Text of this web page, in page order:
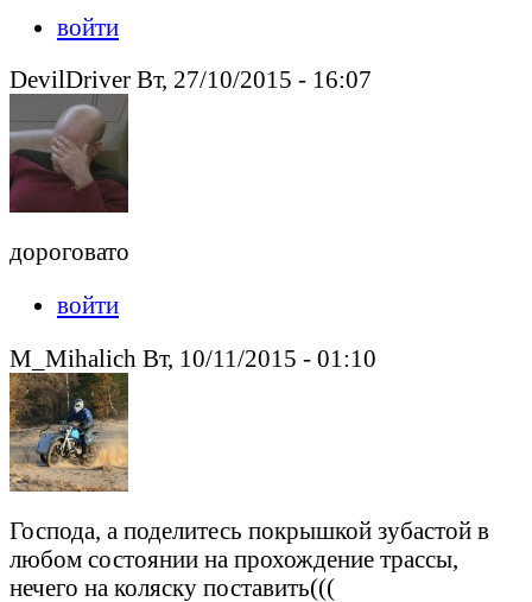
войти
DevilDriver Вт, 27/10/2015 - 16:07
дороговато
войти
M_Mihalich Вт, 10/11/2015 - 01:10
Господа, а поделитесь покрышкой зубастой в
любом состоянии на прохождение трассы,
нечего на коляску поставить(((